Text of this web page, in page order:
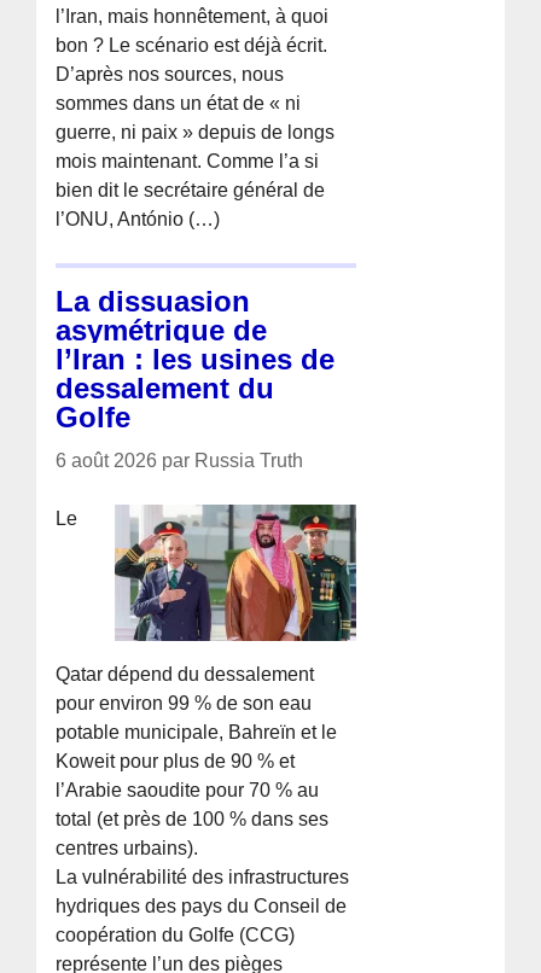
l’Iran, mais honnêtement, à quoi
bon ? Le scénario est déjà écrit.
D’après nos sources, nous
sommes dans un état de « ni
guerre, ni paix » depuis de longs
mois maintenant. Comme l’a si
bien dit le secrétaire général de
l’ONU, António (…)
La dissuasion
asymétrique de
l’Iran : les usines de
dessalement du
Golfe
6 août 2026 par Russia Truth
Le
Qatar dépend du dessalement
pour environ 99 % de son eau
potable municipale, Bahreïn et le
Koweit pour plus de 90 % et
l’Arabie saoudite pour 70 % au
total (et près de 100 % dans ses
centres urbains).
La vulnérabilité des infrastructures
hydriques des pays du Conseil de
coopération du Golfe (CCG)
représente l’un des pièges